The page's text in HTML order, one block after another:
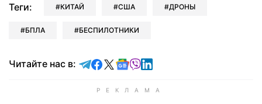
Теги: КИТАЙ США ДРОНЫ
БПЛА БЕСПИЛОТНИКИ
Читайте нас в: Читайте в Telegram
Читайте в Facebook
Читайте в X
Читайте в Google news
Читайте в Viber
Читайте в LinkedIn